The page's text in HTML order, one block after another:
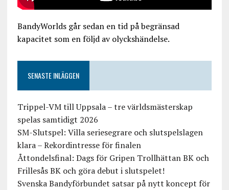
BandyWorlds går sedan en tid på begränsad
kapacitet som en följd av olyckshändelse.
SENASTE INLÄGGEN
Trippel-VM till Uppsala – tre världsmästerskap
spelas samtidigt 2026
SM-Slutspel: Villa seriesegrare och slutspelslagen
klara – Rekordintresse för finalen
Åttondelsfinal: Dags för Gripen Trollhättan BK och
Frillesås BK och göra debut i slutspelet!
Svenska Bandyförbundet satsar på nytt koncept för